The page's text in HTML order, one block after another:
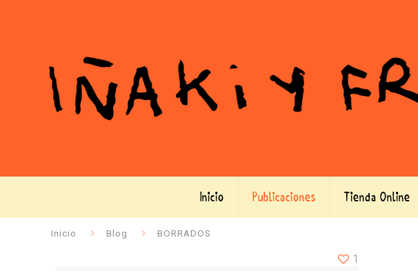
Inicio Publicaciones Tienda Online
Inicio Blog BORRADOS
1